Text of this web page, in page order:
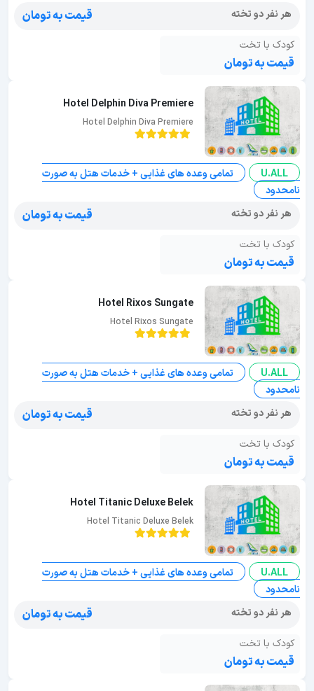
هر نفر دو تخته
قیمت به تومان
کودک با تخت
قیمت به تومان
Hotel Delphin Diva Premiere
Hotel Delphin Diva Premiere
U.ALL
تمامی وعده های غذایی + خدمات هتل به صورت
نامحدود
هر نفر دو تخته
قیمت به تومان
کودک با تخت
قیمت به تومان
Hotel Rixos Sungate
Hotel Rixos Sungate
U.ALL
تمامی وعده های غذایی + خدمات هتل به صورت
نامحدود
هر نفر دو تخته
قیمت به تومان
کودک با تخت
قیمت به تومان
Hotel Titanic Deluxe Belek
Hotel Titanic Deluxe Belek
U.ALL
تمامی وعده های غذایی + خدمات هتل به صورت
نامحدود
هر نفر دو تخته
قیمت به تومان
کودک با تخت
قیمت به تومان